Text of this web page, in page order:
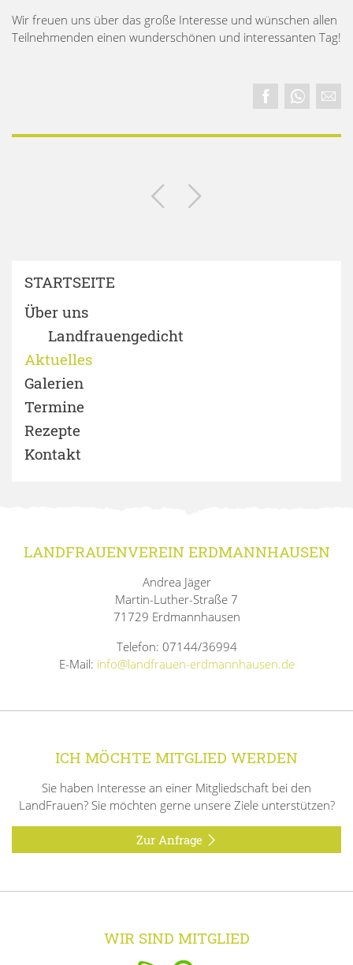
Wir freuen uns über das große Interesse und wünschen allen
Teilnehmenden einen wunderschönen und interessanten Tag!
STARTSEITE
Über uns
Landfrauengedicht
Aktuelles
Galerien
Termine
Rezepte
Kontakt
LANDFRAUENVEREIN ERDMANNHAUSEN
Andrea Jäger
Martin-Luther-Straße 7
71729 Erdmannhausen
Telefon: 07144/36994
E-Mail: info@landfrauen-erdmannhausen.de
ICH MÖCHTE MITGLIED WERDEN
Sie haben Interesse an einer Mitgliedschaft bei den
LandFrauen? Sie möchten gerne unsere Ziele unterstützen?
Zur Anfrage
WIR SIND MITGLIED